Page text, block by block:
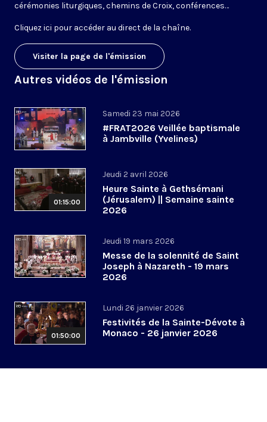
cérémonies liturgiques, chemins de Croix, conférences…
Cliquez ici pour accéder au direct de la chaîne.
Visiter la page de l'émission
Autres vidéos de l'émission
Samedi 23 mai 2026
#FRAT2026 Veillée baptismale
à Jambville (Yvelines)
01:15:00
Jeudi 2 avril 2026
Heure Sainte à Gethsémani
(Jérusalem) || Semaine sainte
2026
Jeudi 19 mars 2026
Messe de la solennité de Saint
Joseph à Nazareth - 19 mars
2026
01:50:00
Lundi 26 janvier 2026
Festivités de la Sainte-Dévote à
Monaco - 26 janvier 2026